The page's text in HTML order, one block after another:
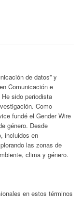
de datos” y
Comunicación e
sido periodista
Como
fundé el Gender Wire
género. Desde
incluidos en
las zonas de
clima y género.
en estos términos